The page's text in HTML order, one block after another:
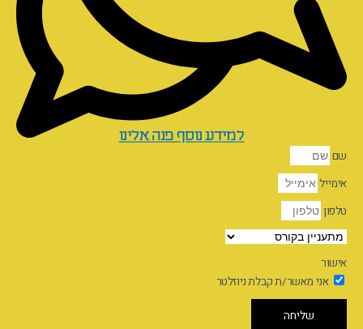
למידע נוסף פנה אלינו
שם
אימייל
טלפון
אישור
אני מאשר/ת קבלת ניוזלטר
שליחה